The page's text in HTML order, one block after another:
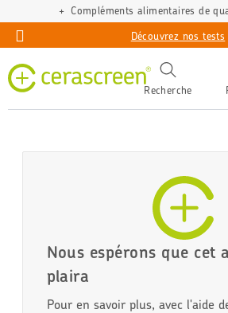
alimentaires de qualité verifiée
Découvrez nos tests
Recherche
Nous espérons que cet
plaira
Pour en savoir plus, avec l'aide